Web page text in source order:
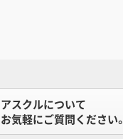
アスクルについて
お気軽にご質問ください。